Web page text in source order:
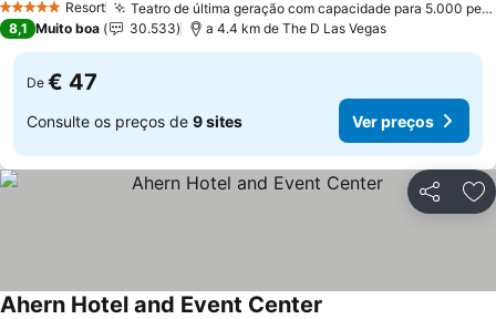
5 Estrelas Resort
Teatro de última geração com capacidade para 5.000 pessoas
8,1 Muito boa 30.533 a 4.4 km de The D Las Vegas
De € 47
Consulte os preços de 9 sites Ver preços
Partilhar
Ahern Hotel and Event Center